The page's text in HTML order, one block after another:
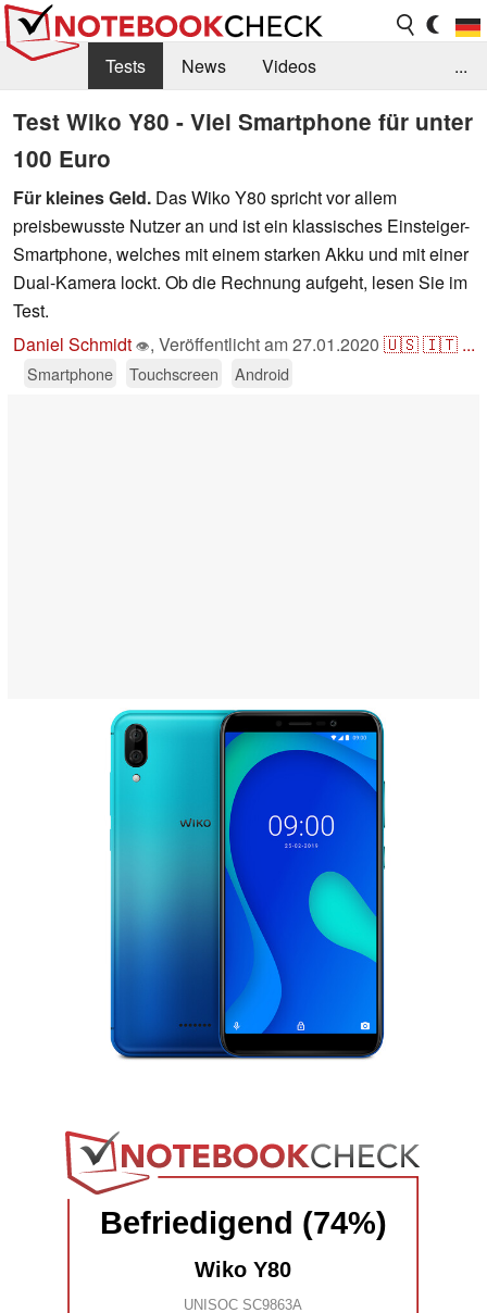
Tests News
Videos
Benchmarks & Tech
Externe Tests
Kaufberatung
Forum
...
Test Wiko Y80 - Viel Smartphone für unter
100 Euro
Für kleines Geld. Das Wiko Y80 spricht vor allem
preisbewusste Nutzer an und ist ein klassisches Einsteiger-
Smartphone, welches mit einem starken Akku und mit einer
Dual-Kamera lockt. Ob die Rechnung aufgeht, lesen Sie im
Test.
Daniel Schmidt 👁, Veröffentlicht am27.01.2020 🇺🇸🇮🇹 ...
Smartphone Touchscreen Android
Befriedigend (74%)
Wiko Y80
UNISOC SC9863A